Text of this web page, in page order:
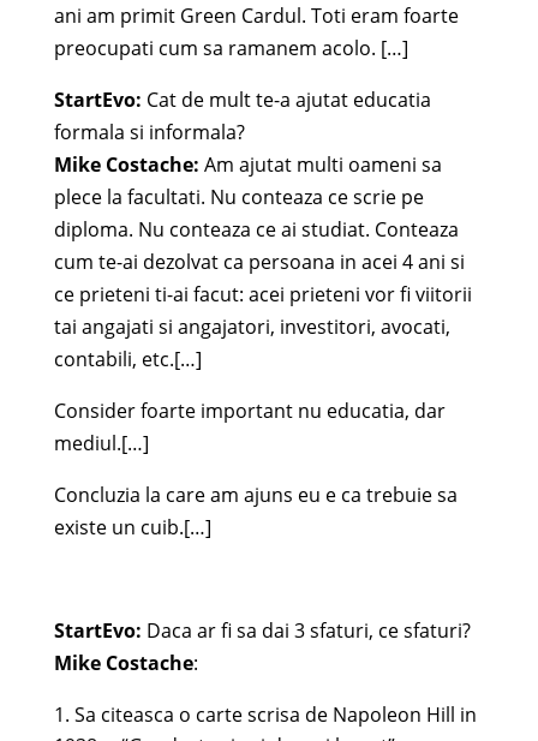
ani am primit Green Cardul. Toti eram foarte
preocupati cum sa ramanem acolo. […]
StartEvo: Cat de mult te-a ajutat educatia
formala si informala?
Mike Costache: Am ajutat multi oameni sa
plece la facultati. Nu conteaza ce scrie pe
diploma. Nu conteaza ce ai studiat. Conteaza
cum te-ai dezolvat ca persoana in acei 4 ani si
ce prieteni ti-ai facut: acei prieteni vor fi viitorii
tai angajati si angajatori, investitori, avocati,
contabili, etc.[…]
Consider foarte important nu educatia, dar
mediul.[…]
Concluzia la care am ajuns eu e ca trebuie sa
existe un cuib.[…]
StartEvo: Daca ar fi sa dai 3 sfaturi, ce sfaturi?
Mike Costache:
Sa citeasca o carte scrisa de Napoleon Hill in